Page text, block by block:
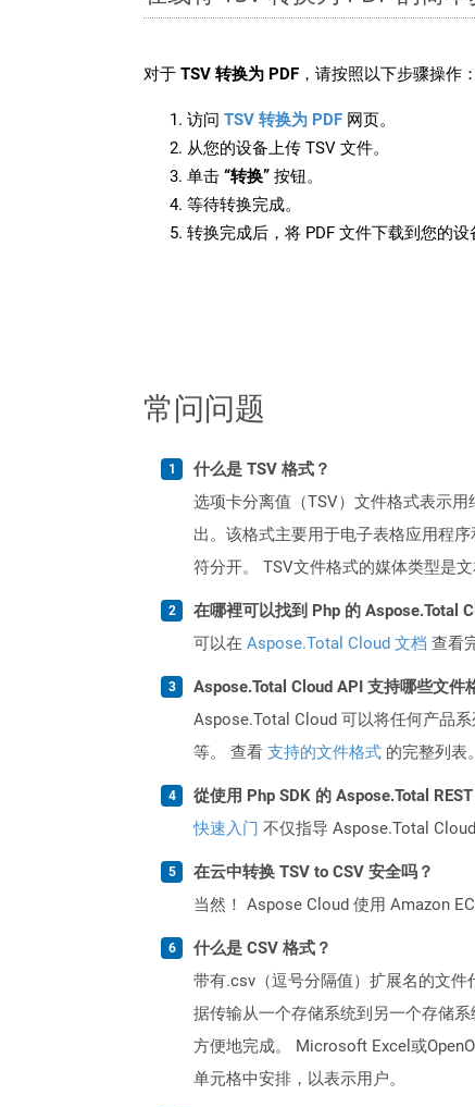
对于 TSV 转换为 PDF ，请按照以下步骤操作：
访问 TSV 转换为 PDF 网页。
从您的设备上传 TSV 文件。
单击 “转换” 按钮。
等待转换完成。
转换完成后，将 PDF 文件下载到您的设
常问问题
什么是 TSV 格式？
选项卡分离值（TSV）文件格式表示
出。该格式主要用于电子表格应用程
符分开。 TSV文件格式的媒体类型是文
在哪裡可以找到 Php 的 Aspose.Total
可以在 Aspose.Total Cloud 文档 查看
Aspose.Total Cloud API 支持哪些文件
Aspose.Total Cloud 可以将任何产品系
等。 查看 支持的文件格式 的完整列表。
從使用 Php SDK 的 Aspose.Total
快速入门 不仅指导 Aspose.Total
在云中转换 TSV to CSV 安全吗？
当然！ Aspose Cloud 使用 Amazon
什么是 CSV 格式？
带有.csv（逗号分隔值）扩展名的文
据传输从一个存储系统到另一个存储
方便地完成。 Microsoft Excel或
单元格中安排，以表示用户。